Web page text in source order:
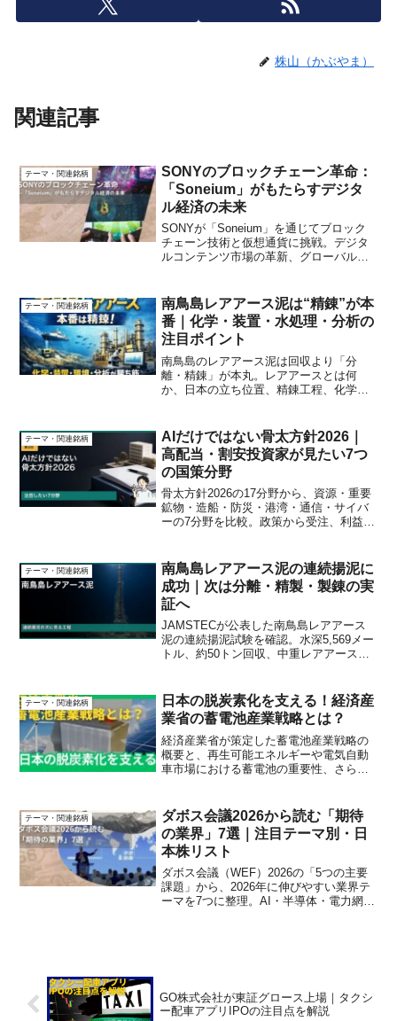
株山（かぶやま）
関連記事
テーマ・関連銘柄
SONYのブロックチェーン革命：
「Soneium」がもたらすデジタ
ル経済の未来
SONYが「Soneium」を通じてブロック
チェーン技術と仮想通貨に挑戦。デジタ
ルコンテンツ市場の革新、グローバルエ
ジネスモデルの創出を探る。
テーマ・関連銘柄
南鳥島レアアース泥は“精錬”が本
番｜化学・装置・水処理・分析の
注目ポイント
南鳥島のレアアース泥は回収より「分
離・精錬」が本丸。レアアースとは何
か、日本の立ち位置、精錬工程、化学・
テーマ・関連銘柄
AIだけではない骨太方針2026｜
高配当・割安投資家が見たい7つ
の国策分野
骨太方針2026の17分野から、資源・重要
鉱物・造船・防災・港湾・通信・サイバ
ーの7分野を比較。政策から受注、利益、
観察のしやすさで整理します。
テーマ・関連銘柄
南鳥島レアアース泥の連続揚泥に
成功｜次は分離・精製・製錬の実
証へ
JAMSTECが公表した南鳥島レアアース
泥の連続揚泥試験を確認。水深5,569メー
トル、約50トン回収、中重レアアース約
見るべき点を整理します。
テーマ・関連銘柄
日本の脱炭素化を支える！経済産
業省の蓄電池産業戦略とは？
経済産業省が策定した蓄電池産業戦略の
概要と、再生可能エネルギーや電気自動
車市場における蓄電池の重要性、さらに
テーマ・関連銘柄
ダボス会議2026から読む「期待
の業界」7選｜注目テーマ別・日
本株リスト
ダボス会議（WEF）2026の「5つの主要
課題」から、2026年に伸びやすい業界テ
ーマを7つに整理。AI・半導体・電力網・
GO株式会社が東証グロース上場｜タクシ
ー配車アプリIPOの注目点を解説